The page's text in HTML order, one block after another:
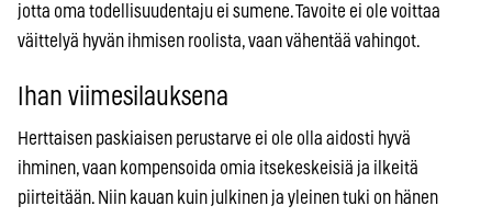
jotta oma todellisuudentaju ei sumene. Tavoite ei ole voittaa
väittelyä hyvän ihmisen roolista, vaan vähentää vahingot.
Ihan viimesilauksena
Herttaisen paskiaisen perustarve ei ole olla aidosti hyvä
ihminen, vaan kompensoida omia itsekeskeisiä ja ilkeitä
piirteitään. Niin kauan kuin julkinen ja yleinen tuki on hänen